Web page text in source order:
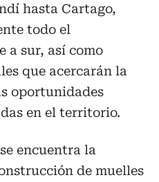
hasta Cartago,
todo el
a sur, así como
que acercarán la
oportunidades
en el territorio.
encuentra la
de muelles